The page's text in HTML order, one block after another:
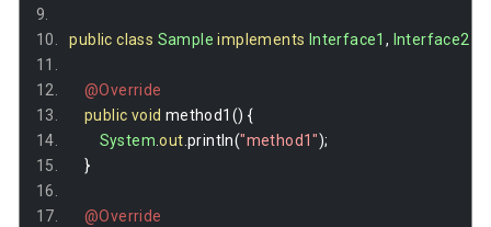
public class Sample implements Interface1 , Interface2
@Override
public void method1 () {
System.out.println("method1");
}
@Override